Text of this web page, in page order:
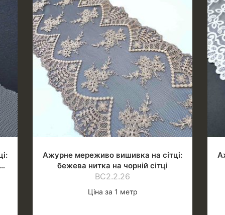
Ажурне мереживо вишивка на сітці:
бежева нитка на чорній сітці
ВС2.2.26
Ціна за 1 метр